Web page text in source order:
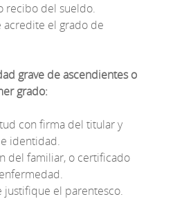
recibo del sueldo.
acredite el grado de
grave de ascendientes o
grado:
con firma del titular y
identidad.
del familiar, o certificado
justifique el parentesco.